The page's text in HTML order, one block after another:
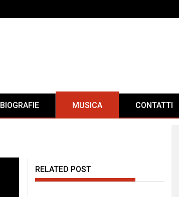
BIOGRAFIE MUSICA CONTATTI
RELATED POST